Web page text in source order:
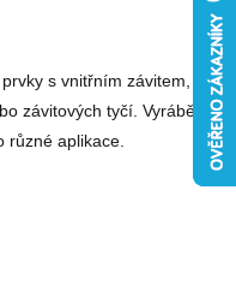
s vnitřním závitem,
závitových tyčí. Vyrábějí se
různé aplikace.